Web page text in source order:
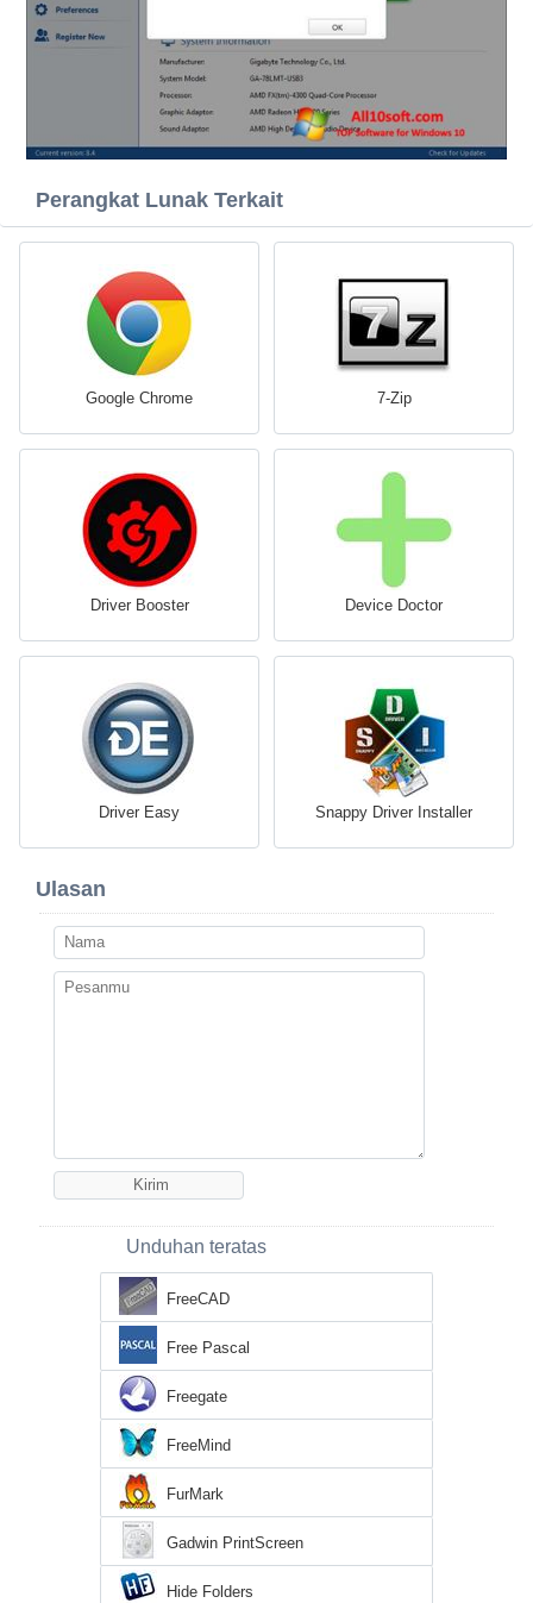
Perangkat Lunak Terkait
Google Chrome 7-Zip
Driver Booster Device Doctor
Driver Easy Snappy Driver Installer
Ulasan
Unduhan teratas
FreeCAD
Free Pascal
Freegate
FreeMind
FurMark
Gadwin PrintScreen
Hide Folders